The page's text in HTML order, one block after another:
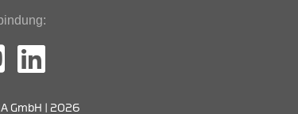
GmbH | 2026